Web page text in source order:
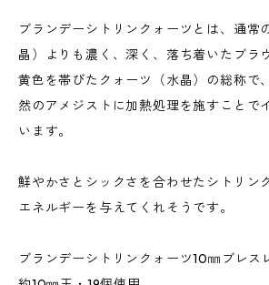
ブランデーシトリンクォーツとは、通常
晶）よりも濃く、深く、落ち着いたブラ
黄色を帯びたクォーツ（水晶）の総称で
然のアメジストに加熱処理を施すことで
います。
鮮やかさとシックさを合わせたシトリン
エネルギーを与えてくれそうです。
ブランデーシトリンクォーツ10㎜ブレス